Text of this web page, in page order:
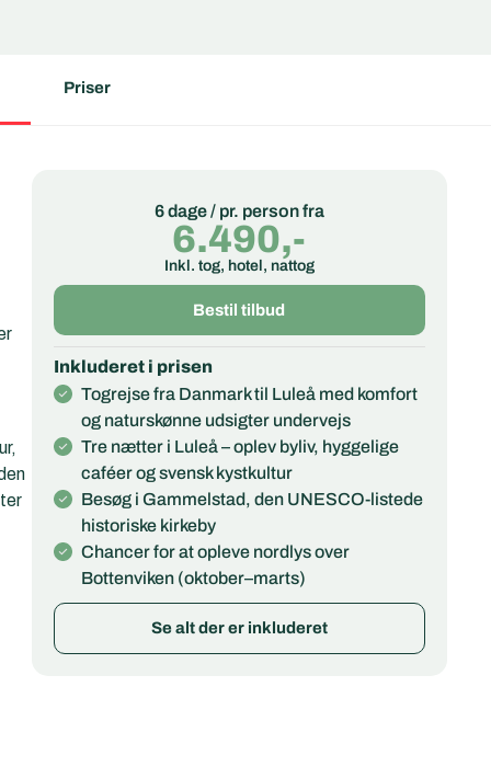
Priser
6 dage / pr. person fra
6.490,-
Inkl. tog, hotel, nattog
Bestil tilbud
Inkluderet i prisen
Togrejse fra Danmark til Luleå med komfort
og naturskønne udsigter undervejs
Tre nætter i Luleå – oplev byliv, hyggelige
caféer og svensk kystkultur
Besøg i Gammelstad, den UNESCO-listede
historiske kirkeby
Chancer for at opleve nordlys over
Bottenviken (oktober–marts)
Se alt der er inkluderet